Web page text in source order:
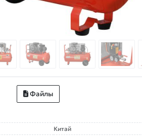
Файлы
Китай